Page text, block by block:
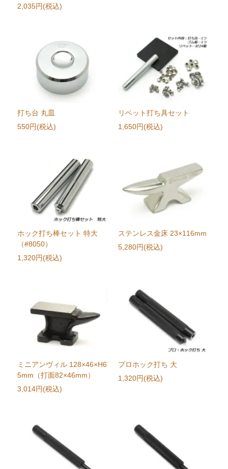
2,035円(税込)
打ち台 丸皿
550円(税込)
リベット打ち具セット
1,650円(税込)
ホック打ち棒セット 特大
（#8050）
1,320円(税込)
ステンレス金床 23×116mm
5,280円(税込)
ミニアンヴィル 128×46×H6
5mm（打面82×46mm）
3,014円(税込)
プロホック打ち 大
1,320円(税込)